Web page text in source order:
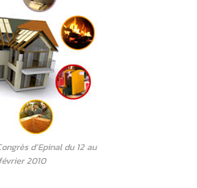
d’Epinal du 12 au
2010